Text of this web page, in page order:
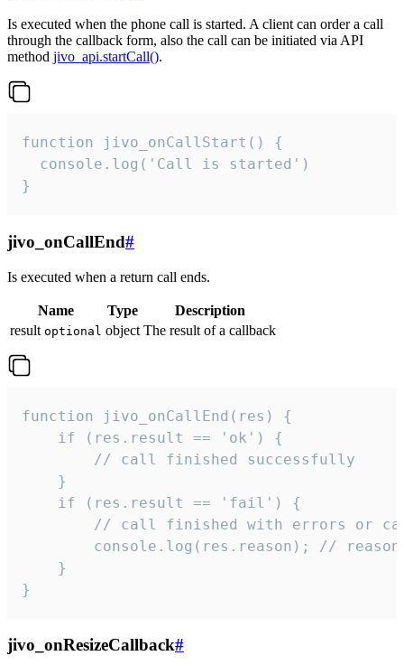
Is executed when the phone call is started. A client can order a call
through the callback form, also the call can be initiated via API
method jivo_api.startCall().
function jivo_onCallStart() {
  console.log('Call is started')
}
jivo_onCallEnd#
Is executed when a return call ends.
Name Type
Description
result optional object The result of a callback
function jivo_onCallEnd(res) {
    if (res.result == 'ok') {
        // call finished successfully
    }
    if (res.result == 'fail') {
// call finished with errors or
console.log(res.reason); //
    }
}
jivo_onResizeCallback#